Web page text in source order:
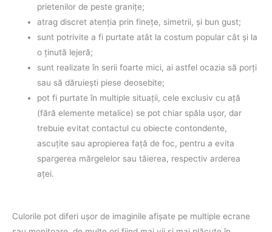
prietenilor de peste graniţe;
atrag discret atenţia prin fineţe, simetrii, şi bun gust;
sunt potrivite a fi purtate atât la costum popular cât şi la
o ţinută lejeră;
sunt realizate în serii foarte mici, ai astfel ocazia să porţi
sau să dăruieşti piese deosebite;
pot fi purtate în multiple situaţii, cele exclusiv cu aţă
(fără elemente metalice) se pot chiar spăla uşor, dar
trebuie evitat contactul cu obiecte contondente,
ascuţite sau apropierea faţă de foc, pentru a evita
spargerea mărgelelor sau tăierea, respectiv arderea
aţei.
Culorile pot diferi uşor de imaginile afişate pe multiple ecrane